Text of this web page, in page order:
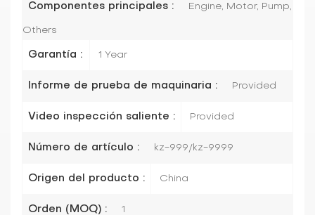
Componentes principales : Engine, Motor, Pump,
Others
Garantía : 1 Year
Informe de prueba de maquinaria : Provided
Video inspección saliente : Provided
Número de artículo : kz-999/kz-9999
Origen del producto : China
Orden (MOQ) : 1